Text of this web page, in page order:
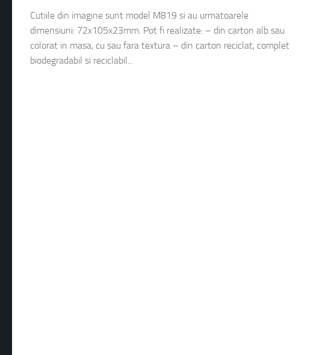
Cutiile din imagine sunt model M819 si au urmatoarele
dimensiuni: 72x105x23mm. Pot fi realizate: – din carton alb sau
colorat in masa, cu sau fara textura – din carton reciclat, complet
biodegradabil si reciclabil...